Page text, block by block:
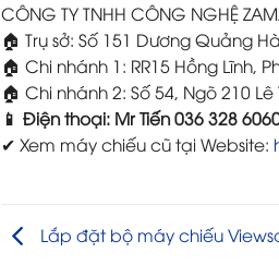
CÔNG TY TNHH CÔNG NGHỆ
🏠 Trụ sở: Số 151 Dương Quảng
🏠 Chi nhánh 1: RR15 Hồng Lĩnh,
🏠 Chi nhánh 2: Số 54, Ngõ 210
📱 Điện thoại: Mr Tiến 036 328
✔ Xem máy chiếu cũ tại Website:
Lắp đặt bộ máy chiếu